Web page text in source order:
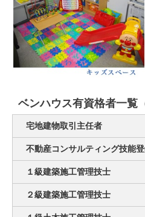
ベンハウス有資格者一覧
宅地建物取引主任者
不動産コンサルティング技能
１級建築施工管理技士
２級建築施工管理技士